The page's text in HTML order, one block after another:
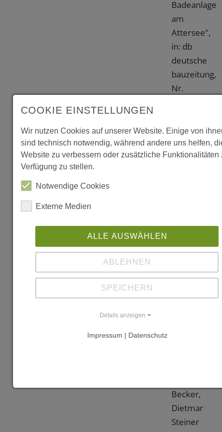
Badeanlage
am
Attersee",
in: db
deutsche
bauzeitung,
Nr.
"Architektur
in
Verlag
Pustet,
162
Becker,
Dietmar
Steiner
COOKIE EINSTELLUNGEN
Wir nutzen Cookies auf unserer Website. Einige von
sind technisch notwendig, während andere uns helfen,
Website zu verbessern oder zusätzliche Funktionalitäten
Verfügung zu stellen.
Notwendige Cookies
Externe Medien
ALLE AUSWÄHLEN
ABLEHNEN
SPEICHERN
Details anzeigen
Impressum | Datenschutz